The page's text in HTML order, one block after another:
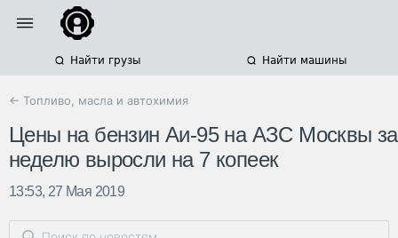
Найти грузы Найти машины
← Топливо, масла и автохимия
Цены на бензин Аи-95 на АЗС Москвы за
неделю выросли на 7 копеек
13:53, 27 Мая 2019